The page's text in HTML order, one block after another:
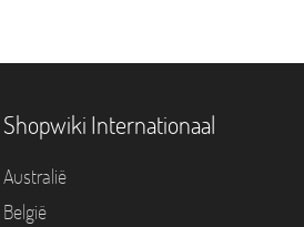
Shopwiki Internationaal
Australië
België